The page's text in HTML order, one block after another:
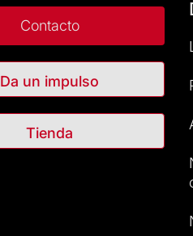
Contacto
Da un impulso
Tienda